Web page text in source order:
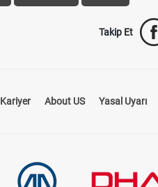
Takip Et
Kariyer About US Yasal Uyarı